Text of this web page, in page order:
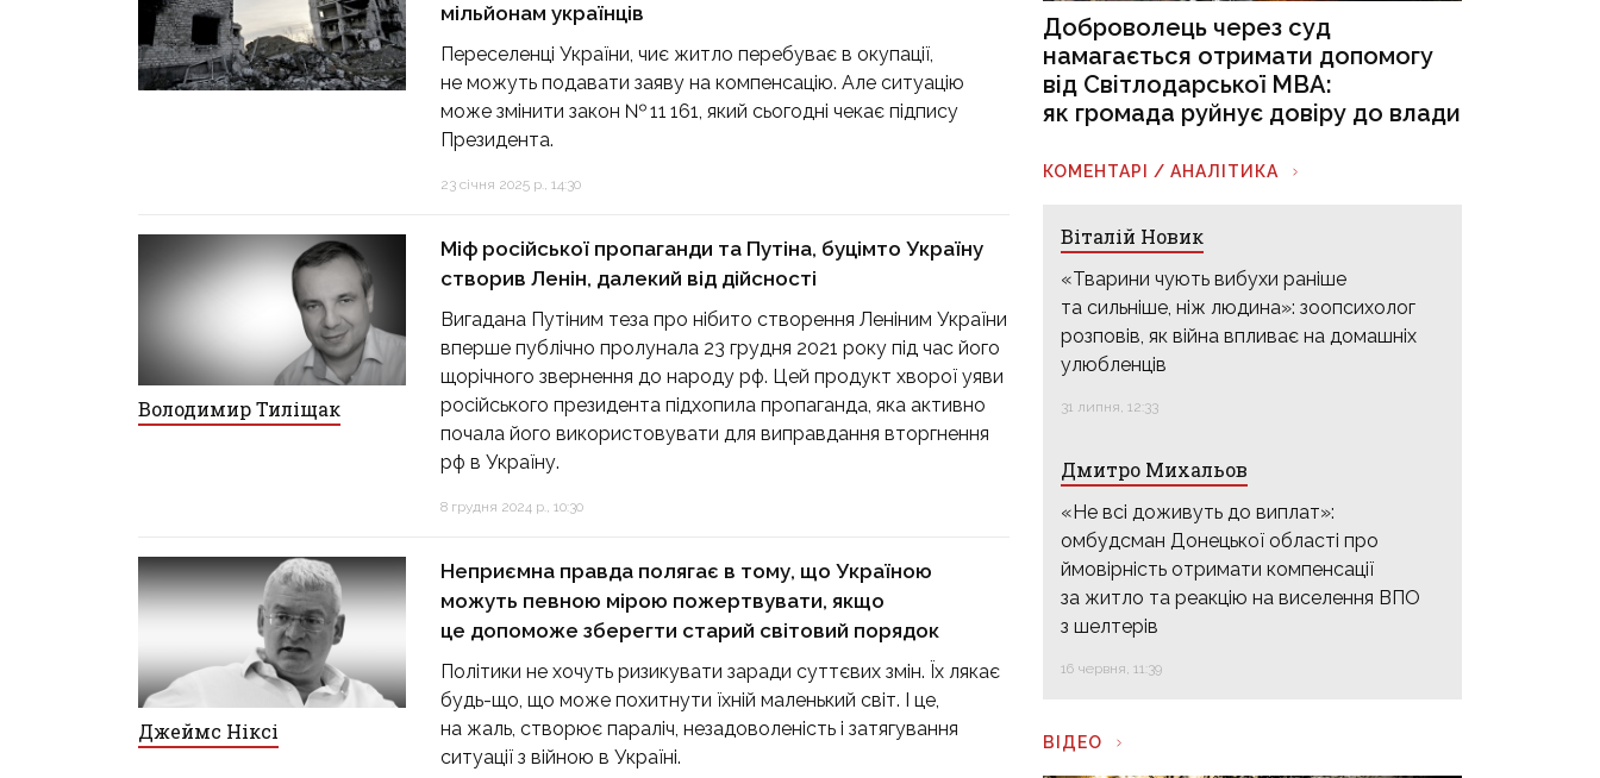
мільйонам українців
Переселенці України, чиє житло перебуває в окупації,
не можуть подавати заяву на компенсацію. Але ситуацію
може змінити закон № 11 161, який сьогодні чекає підпису
Президента.
23 січня 2025 р., 14:30
Володимир Тиліщак
Міф російської пропаганди та Путіна, буцімто Україну
створив Ленін, далекий від дійсності
Вигадана Путіним теза про нібито створення Леніним України
вперше публічно пролунала 23 грудня 2021 року під час його
щорічного звернення до народу рф. Цей продукт хворої уяви
російського президента підхопила пропаганда, яка активно
почала його використовувати для виправдання вторгнення
рф в Україну.
8 грудня 2024 р., 10:30
Джеймс Ніксі
Неприємна правда полягає в тому, що Україною
можуть певною мірою пожертвувати, якщо
це допоможе зберегти старий світовий порядок
Політики не хочуть ризикувати заради суттєвих змін. Їх лякає
будь-що, що може похитнути їхній маленький світ. І це,
на жаль, створює параліч, незадоволеність і затягування
ситуації з війною в Україні.
Доброволець через суд
намагається отримати допомогу
від Світлодарської МВА:
як громада руйнує довіру до влади
КОМЕНТАРІ / АНАЛІТИКА
Віталій Новик
«Тварини чують вибухи раніше
та сильніше, ніж людина»: зоопсихолог
розповів, як війна впливає на домашніх
улюбленців
31 липня, 12:33
Дмитро Михальов
«Не всі доживуть до виплат»:
омбудсман Донецької області про
ймовірність отримати компенсації
за житло та реакцію на виселення ВПО
з шелтерів
16 червня, 11:39
ВІДЕО